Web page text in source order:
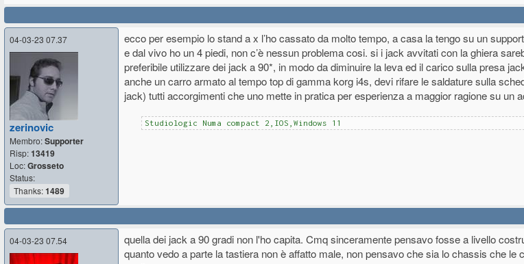
04-03-23 07.37
zerinovic
Membro:Supporter
Risp:13419
Loc:Grosseto
Status:
Thanks:1489
ecco per esempio lo stand a x l’ho cassato da molto tempo, a casa la tengo su un
e dal vivo ho un 4 piedi, non c’è nessun problema cosi. si i jack avvitati con la ghiera
preferibile utilizzare dei jack a 90*, in modo da diminuire la leva ed il carico sulla presa
anche un carro armato al tempo top di gamma korg i4s, devi rifare le saldature sulla
jack) tutti accorgimenti che uno mette in pratica per esperienza a maggior ragione su un
Studiologic Numa compact 2,IOS,Windows 11
04-03-23 07.54
quella dei jack a 90 gradi non l'ho capita. Cmq sinceramente pensavo fosse a livello
quanto vedo a parte la tastiera non è affatto male, non pensavo che sia lo chassis che